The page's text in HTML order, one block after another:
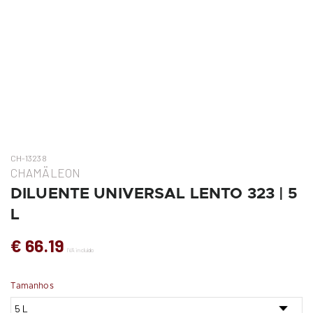
CH-13238
CHAMÄLEON
DILUENTE UNIVERSAL LENTO 323 | 5
L
€ 66.19 IVA incluído
Tamanhos